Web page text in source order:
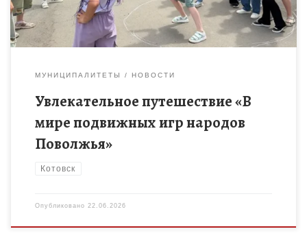
МУНИЦИПАЛИТЕТЫ НОВОСТИ
Увлекательное путешествие «В
мире подвижных игр народов
Поволжья»
Котовск
Опубликовано 22.06.2026